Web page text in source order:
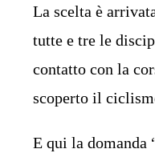
La scelta è
tutte e tre le
contatto con la
scoperto il
E qui la domanda